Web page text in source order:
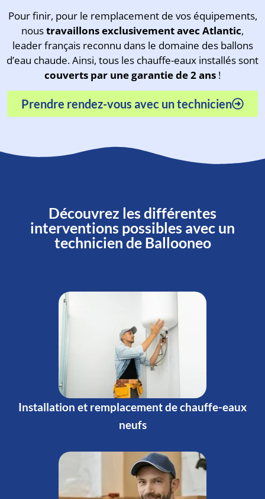
Pour finir, pour le remplacement de vos équipements,
noustravaillons exclusivement avec Atlantic,
leader français reconnu dans le domaine des ballons
d’eau chaude. Ainsi, tous les chauffe-eaux installés sont
couverts par une garantie de 2 ans !
Prendre rendez-vous avec un technicien
Découvrez les différentes
interventions possibles avec un
technicien de Ballooneo
Installation et remplacement de chauffe-eaux
neufs